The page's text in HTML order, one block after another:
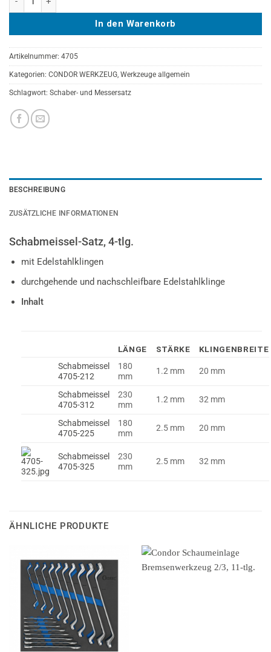
In den Warenkorb
Artikelnummer: 4705
Kategorien: CONDOR WERKZEUG, Werkzeuge allgemein
Schlagwort: Schaber- und Messersatz
BESCHREIBUNG
ZUSÄTZLICHE INFORMATIONEN
Schabmeissel-Satz, 4-tlg.
mit Edelstahlklingen
durchgehende und nachschleifbare Edelstahlklinge
Inhalt
LÄNGE STÄRKE
KLINGENBREITE
Schabmeissel
4705-212
180
mm
1.2 mm 20 mm
Schabmeissel
4705-312
230
mm
1.2 mm 32 mm
Schabmeissel
4705-225
180
mm
2.5 mm 20 mm
Schabmeissel
4705-325
230
mm
2.5 mm 32 mm
ÄHNLICHE PRODUKTE